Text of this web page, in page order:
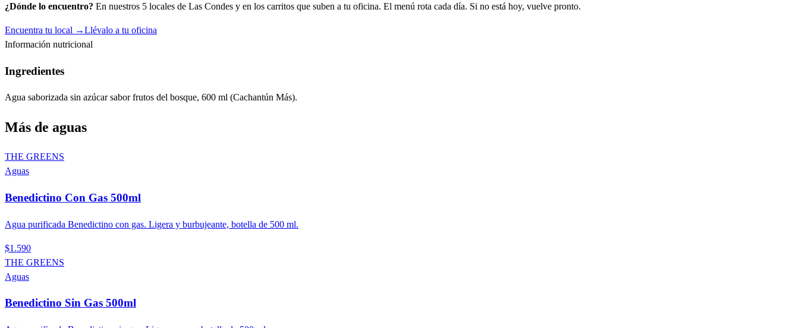
¿Dónde lo encuentro? En nuestros 5 locales de Las Condes y en los carritos que suben a tu oficina. El menú rota cada día. Si no está hoy, vuelve pronto.
Encuentra tu local →Llévalo a tu oficina
Información nutricional
Ingredientes
Agua saborizada sin azúcar sabor frutos del bosque, 600 ml (Cachantún Más).
Más de aguas
THE GREENS
Aguas
Benedictino Con Gas 500ml
Agua purificada Benedictino con gas. Ligera y burbujeante, botella de 500 ml.
$1.590
THE GREENS
Aguas
Benedictino Sin Gas 500ml